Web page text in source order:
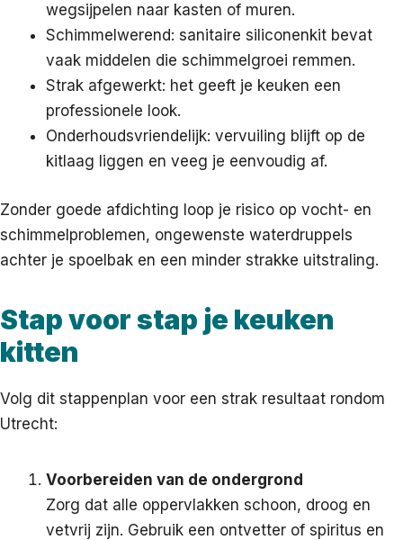
wegsijpelen naar kasten of muren.
Schimmelwerend: sanitaire siliconenkit bevat
vaak middelen die schimmelgroei remmen.
Strak afgewerkt: het geeft je keuken een
professionele look.
Onderhoudsvriendelijk: vervuiling blijft op de
kitlaag liggen en veeg je eenvoudig af.
Zonder goede afdichting loop je risico op vocht- en
schimmelproblemen, ongewenste waterdruppels
achter je spoelbak en een minder strakke uitstraling.
Stap voor stap je keuken
kitten
Volg dit stappenplan voor een strak resultaat rondom
Utrecht:
Voorbereiden van de ondergrond
Zorg dat alle oppervlakken schoon, droog en
vetvrij zijn. Gebruik een ontvetter of spiritus en